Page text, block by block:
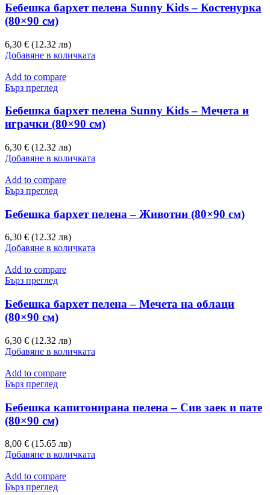
Бебешка бархет пелена Sunny Kids – Костенурка
(80×90 см)
6,30 € (12.32 лв)
Добавяне в количката
Add to compare
Бърз преглед
Бебешка бархет пелена Sunny Kids – Мечета и
играчки (80×90 см)
6,30 € (12.32 лв)
Добавяне в количката
Add to compare
Бърз преглед
Бебешка бархет пелена – Животни (80×90 см)
6,30 € (12.32 лв)
Добавяне в количката
Add to compare
Бърз преглед
Бебешка бархет пелена – Мечета на облаци
(80×90 см)
6,30 € (12.32 лв)
Добавяне в количката
Add to compare
Бърз преглед
Бебешка капитонирана пелена – Сив заек и пате
(80×90 см)
8,00 € (15.65 лв)
Добавяне в количката
Add to compare
Бърз преглед